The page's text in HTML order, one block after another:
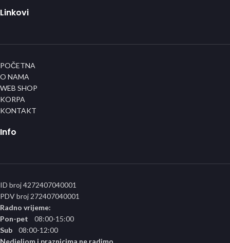
Linkovi
POČETNA
O NAMA
WEB SHOP
KORPA
KONTAKT
Info
ID broj 4272407040001
PDV broj 272407040001
Radno vrijeme:
Pon-pet
08:00-15:00
Sub
08:00-12:00